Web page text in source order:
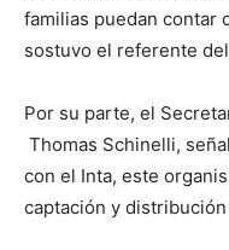
familias puedan contar
sostuvo el referente del
Por su parte, el
Thomas Schinelli,
con el Inta, este
captación y distribución